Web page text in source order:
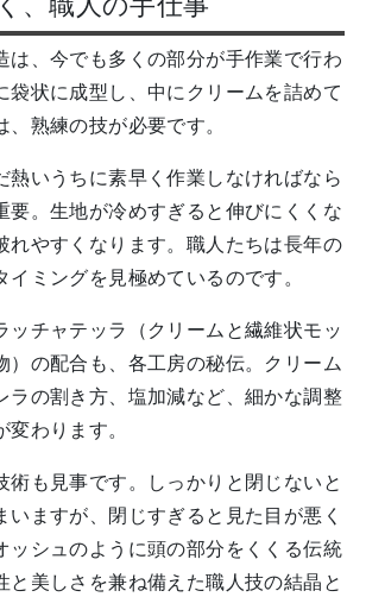
は、今でも多くの部分が手作業で行わ
袋状に成型し、中にクリームを詰めて
熟練の技が必要です。
熱いうちに素早く作業しなければなら
要。生地が冷めすぎると伸びにくくな
れやすくなります。職人たちは長年の
ミングを見極めているのです。
ッチャテッラ（クリームと繊維状モッ
）の配合も、各工房の秘伝。クリーム
ラの割き方、塩加減など、細かな調整
わります。
術も見事です。しっかりと閉じないと
いますが、閉じすぎると見た目が悪く
ッシュのように頭の部分をくくる伝統
と美しさを兼ね備えた職人技の結晶と